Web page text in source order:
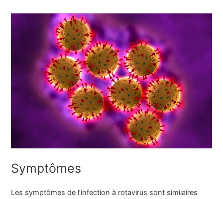
Symptômes
Les symptômes de l’infection à rotavirus sont similaires